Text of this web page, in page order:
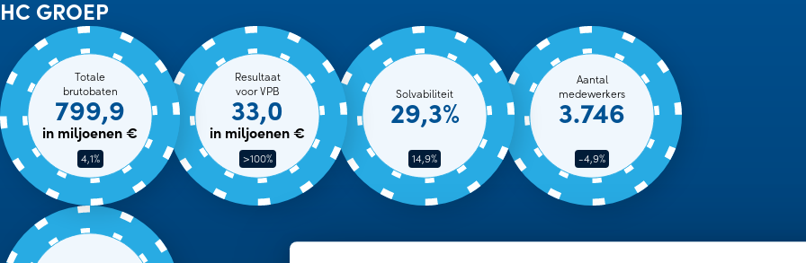
HC GROEP
Totale
brutobaten
799,9
in miljoenen €
4,1%
Resultaat
voor VPB
33,0
in miljoenen €
>100%
Solvabiliteit
29,3%
14,9%
Aantal
medewerkers
3.746
-4,9%